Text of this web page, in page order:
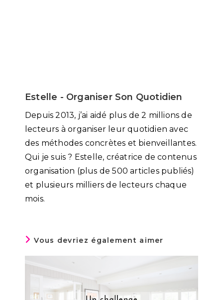
Estelle - Organiser Son Quotidien
Depuis 2013, j’ai aidé plus de 2 millions de
lecteurs à organiser leur quotidien avec
des méthodes concrètes et bienveillantes.
Qui je suis ? Estelle, créatrice de contenus
organisation (plus de 500 articles publiés)
et plusieurs milliers de lecteurs chaque
mois.
Vous devriez également aimer